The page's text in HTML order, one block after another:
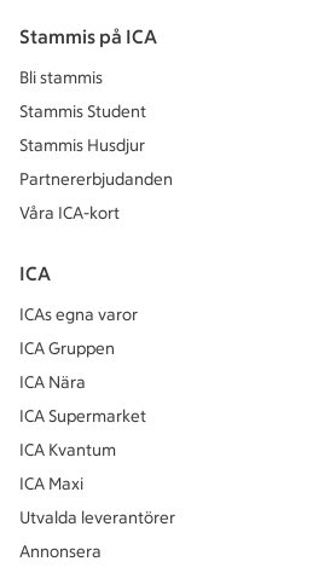
Stammis på ICA
Bli stammis
Stammis Student
Stammis Husdjur
Partnererbjudanden
Våra ICA-kort
ICA
ICAs egna varor
ICA Gruppen
ICA Nära
ICA Supermarket
ICA Kvantum
ICA Maxi
Utvalda leverantörer
Annonsera